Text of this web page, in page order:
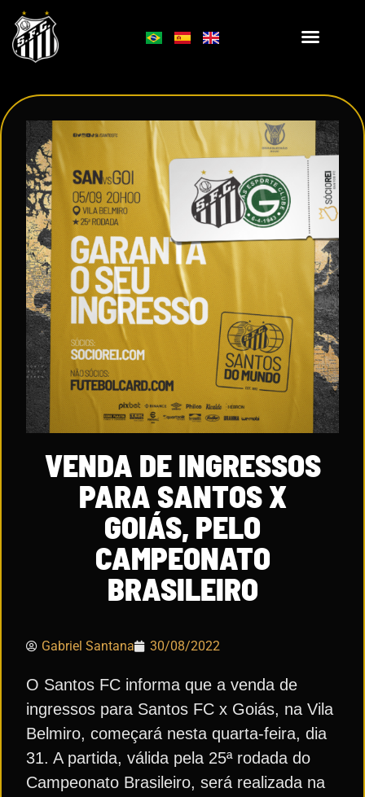
VENDA DE INGRESSOS
PARA SANTOS X
GOIÁS, PELO
CAMPEONATO
BRASILEIRO
Gabriel Santana 30/08/2022
O Santos FC informa que a venda de
ingressos para Santos FC x Goiás, na Vila
Belmiro, começará nesta quarta-feira, dia
31. A partida, válida pela 25ª rodada do
Campeonato Brasileiro, será realizada na